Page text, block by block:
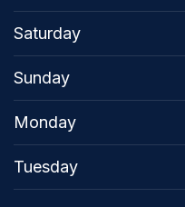
Saturday
Sunday
Monday
Tuesday